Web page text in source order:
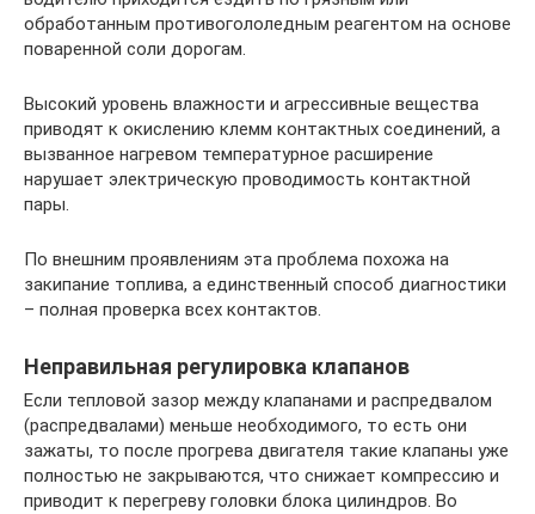
обработанным противогололедным реагентом на основе
поваренной соли дорогам.
Высокий уровень влажности и агрессивные вещества
приводят к окислению клемм контактных соединений, а
вызванное нагревом температурное расширение
нарушает электрическую проводимость контактной
пары.
По внешним проявлениям эта проблема похожа на
закипание топлива, а единственный способ диагностики
– полная проверка всех контактов.
Неправильная регулировка клапанов
Если тепловой зазор между клапанами и распредвалом
(распредвалами) меньше необходимого, то есть они
зажаты, то после прогрева двигателя такие клапаны уже
полностью не закрываются, что снижает компрессию и
приводит к перегреву головки блока цилиндров. Во